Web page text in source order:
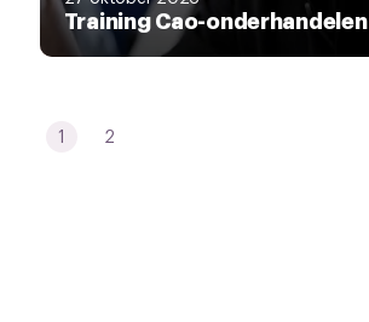
Training Cao-onderhandelen
1 2